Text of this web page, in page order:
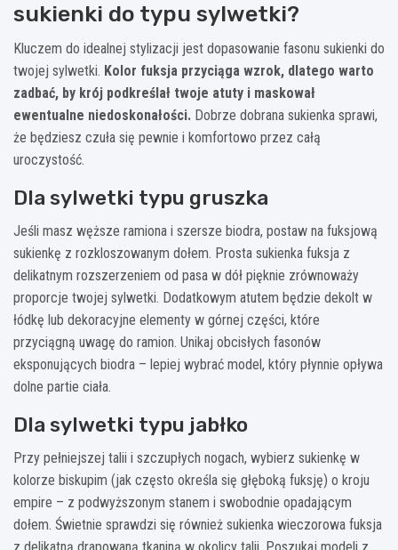
sukienki do typu sylwetki?
Kluczem do idealnej stylizacji jest dopasowanie fasonu sukienki do
twojej sylwetki. Kolor fuksja przyciąga wzrok, dlatego warto
zadbać, by krój podkreślał twoje atuty i maskował
ewentualne niedoskonałości. Dobrze dobrana sukienka sprawi,
że będziesz czuła się pewnie i komfortowo przez całą
uroczystość.
Dla sylwetki typu gruszka
Jeśli masz węższe ramiona i szersze biodra, postaw na fuksjową
sukienkę z rozkloszowanym dołem. Prosta sukienka fuksja z
delikatnym rozszerzeniem od pasa w dół pięknie zrównoważy
proporcje twojej sylwetki. Dodatkowym atutem będzie dekolt w
łódkę lub dekoracyjne elementy w górnej części, które
przyciągną uwagę do ramion. Unikaj obcisłych fasonów
eksponujących biodra – lepiej wybrać model, który płynnie opływa
dolne partie ciała.
Dla sylwetki typu jabłko
Przy pełniejszej talii i szczupłych nogach, wybierz sukienkę w
kolorze biskupim (jak często określa się głęboką fuksję) o kroju
empire – z podwyższonym stanem i swobodnie opadającym
dołem. Świetnie sprawdzi się również sukienka wieczorowa fuksja